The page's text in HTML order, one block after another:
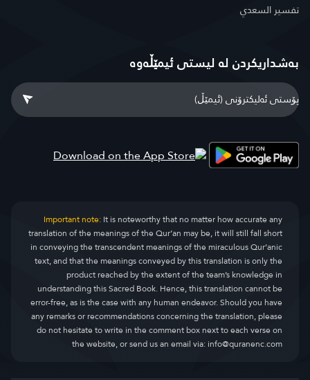
تفسير السعدي
بەشداریکردن لە لیستی ئیمێڵەوە
Important note:It is noteworthy that no matter how accurate any
translation of the meanings of the Qur’an may be, it will still fall short
in conveying the transcendent meanings of the miraculous Qur’anic
text, and that the meanings conveyed by this translation is only the
product reached by the extent of the team’s knowledge in
understanding this Sacred Book. Hence, this translation cannot be
error-free, as is the case with any human endeavor. Should you have
any remarks or recommendations concerning the translation, please
do not hesitate to write in the comment box next to each verse on
the website, or send us an email via:info@quranenc.com